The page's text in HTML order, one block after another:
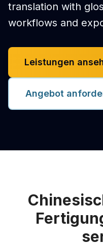
translation with
workflows and
Leistungen
Angebot